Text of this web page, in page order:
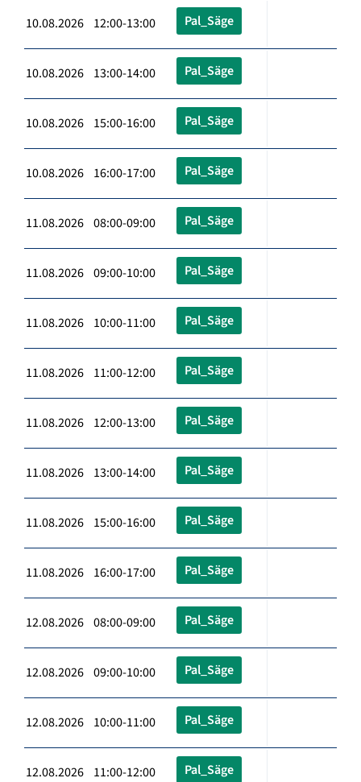
10.08.2026 12:00-13:00 Pal_Säge
10.08.2026 13:00-14:00 Pal_Säge
10.08.2026 15:00-16:00 Pal_Säge
10.08.2026 16:00-17:00 Pal_Säge
11.08.2026 08:00-09:00 Pal_Säge
11.08.2026 09:00-10:00 Pal_Säge
11.08.2026 10:00-11:00 Pal_Säge
11.08.2026 11:00-12:00 Pal_Säge
11.08.2026 12:00-13:00 Pal_Säge
11.08.2026 13:00-14:00 Pal_Säge
11.08.2026 15:00-16:00 Pal_Säge
11.08.2026 16:00-17:00 Pal_Säge
12.08.2026 08:00-09:00 Pal_Säge
12.08.2026 09:00-10:00 Pal_Säge
12.08.2026 10:00-11:00 Pal_Säge
12.08.2026 11:00-12:00 Pal_Säge